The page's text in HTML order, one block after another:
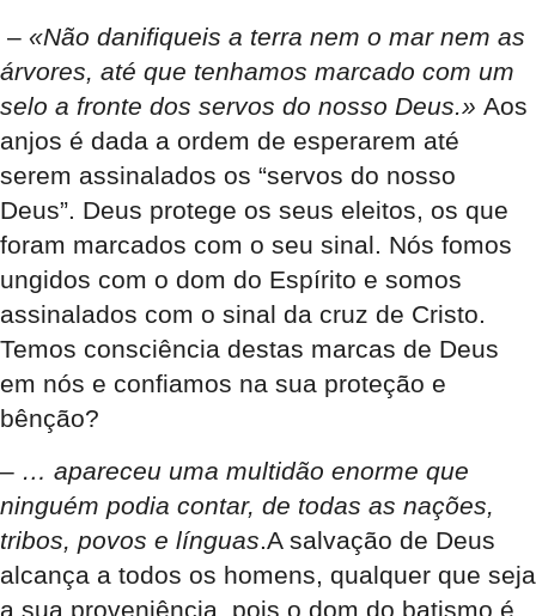
– «Não danifiqueis a terra nem o mar nem as
árvores, até que tenhamos marcado com um
selo a fronte dos servos do nosso Deus.» Aos
anjos é dada a ordem de esperarem até
serem assinalados os “servos do nosso
Deus”. Deus protege os seus eleitos, os que
foram marcados com o seu sinal. Nós fomos
ungidos com o dom do Espírito e somos
assinalados com o sinal da cruz de Cristo.
Temos consciência destas marcas de Deus
em nós e confiamos na sua proteção e
bênção?
– … apareceu uma multidão enorme que
ninguém podia contar, de todas as nações,
tribos, povos e línguas .A salvação de Deus
alcança a todos os homens, qualquer que seja
a sua proveniência, pois o dom do batismo é